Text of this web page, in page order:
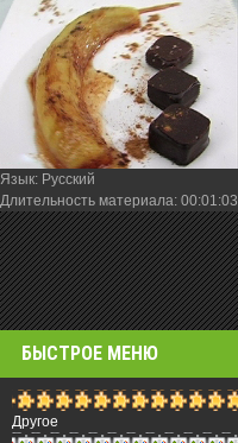
Язык: Русский
Длительность материала: 00:01:03
БЫСТРОЕ МЕНЮ
Другое